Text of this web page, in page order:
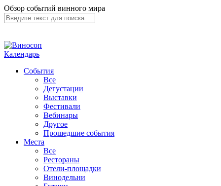
Обзор событий винного мира
Календарь
События
Все
Дегустации
Выставки
Фестивали
Вебинары
Другое
Прошедшие события
Места
Все
Рестораны
Отели-площадки
Винодельни